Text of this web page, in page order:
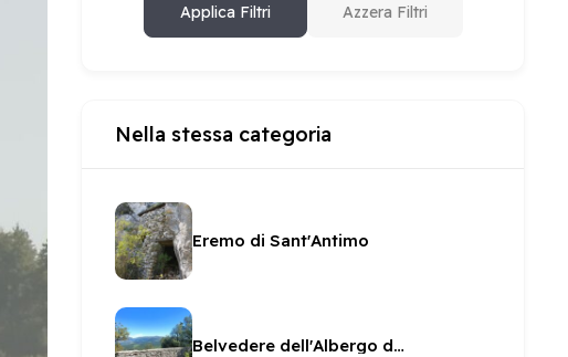
Applica Filtri Azzera Filtri
Nella stessa categoria
Eremo di Sant'Antimo
Belvedere dell'Albergo del Matto